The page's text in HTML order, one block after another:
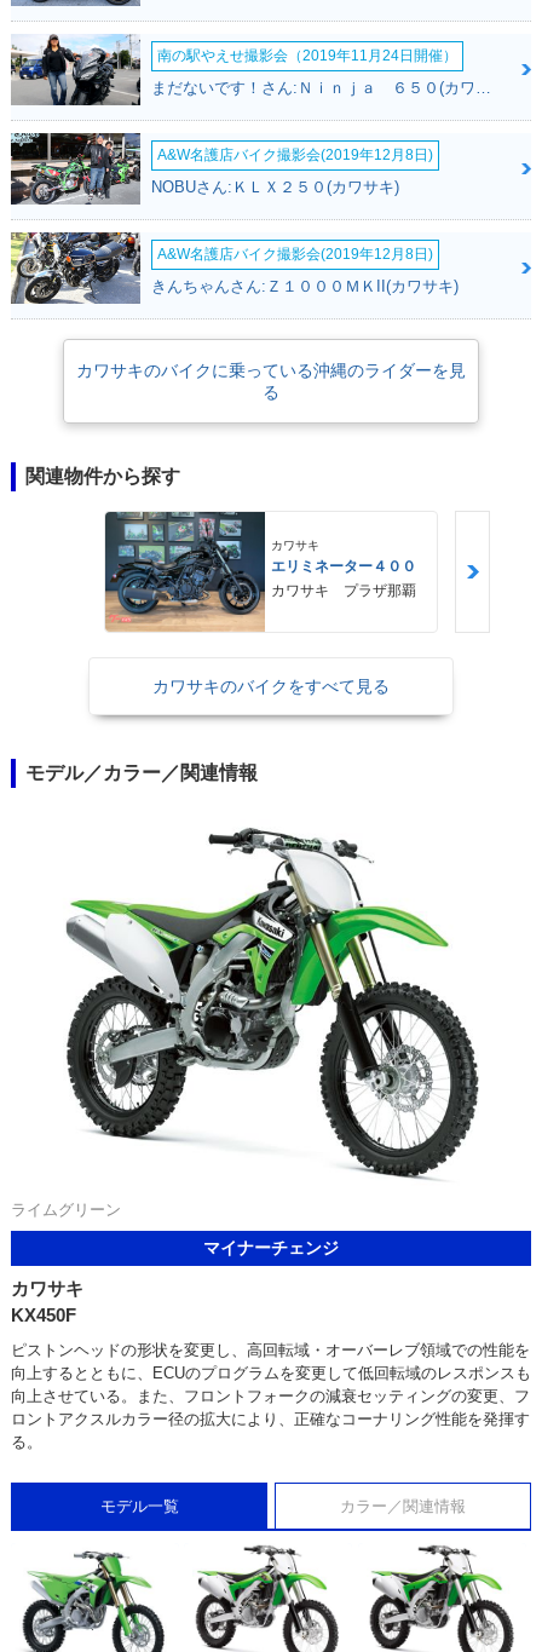
南の駅やえせ撮影会（2019年11月24日開催）
A&W名護店バイク撮影会(2019年12月8日)
NOBUさん:ＫＬＸ２５０(カワサキ)
A&W名護店バイク撮影会(2019年12月8日)
きんちゃんさん:Ｚ１０００ＭＫII(カワサキ)
カワサキのバイクに乗っている沖縄のライダーを見
る
関連物件から探す
カワサキ
エリミネーター４００
カワサキ プラザ那覇
カワサキのバイクをすべて見る
モデル／カラー／関連情報
ライムグリーン
マイナーチェンジ
カワサキ
KX450F
ピストンヘッドの形状を変更し、高回転域・オーバーレブ領域での性能を
向上するとともに、ECUのプログラムを変更して低回転域のレスポンスも
向上させている。また、フロントフォークの減衰セッティングの変更、フ
ロントアクスルカラー径の拡大により、正確なコーナリング性能を発揮す
る。
モデル一覧 カラー／関連情報